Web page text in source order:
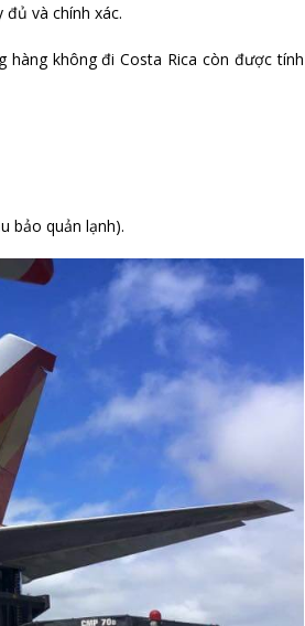
và chính xác.
không đi Costa Rica còn được tính
bảo quản lạnh).